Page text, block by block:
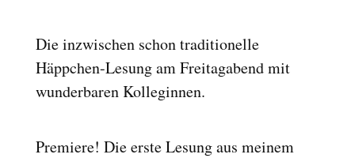
Die inzwischen schon traditionelle
Häppchen-Lesung am Freitagabend mit
wunderbaren Kolleginnen.
Premiere! Die erste Lesung aus meinem
Reset
all
options
cached